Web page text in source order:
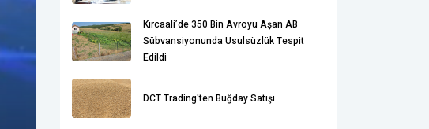
Kırcaali’de 350 Bin Avroyu Aşan AB
Sübvansiyonunda Usulsüzlük Tespit
Edildi
DCT Trading'ten Buğday Satışı